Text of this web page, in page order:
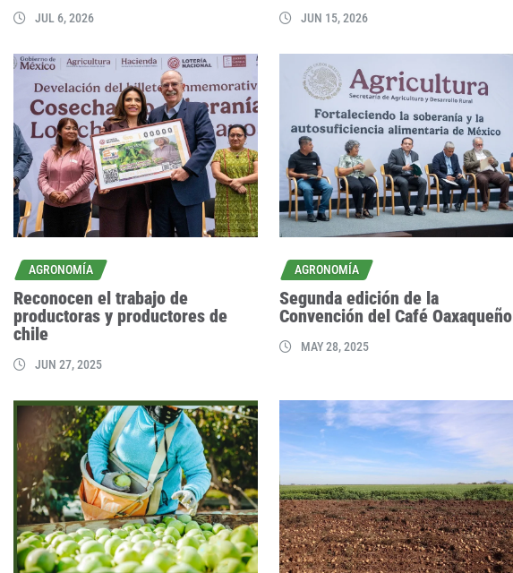
JUL 6, 2026 JUN 15, 2026
AGRONOMÍA
Reconocen el trabajo de
productoras y productores de
chile
JUN 27, 2025
AGRONOMÍA
Segunda edición de la
Convención del Café Oaxaqueño
MAY 28, 2025